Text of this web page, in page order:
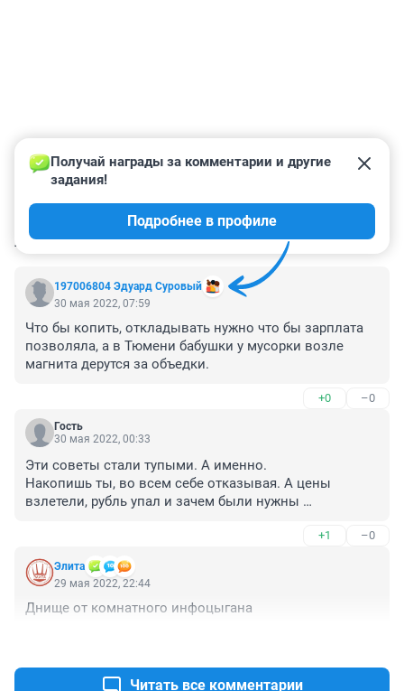
КОММЕНТАРИИ 14
197006804 Эдуард Суровый
Получай награды за комментарии и другие
задания!
Подробнее в профиле
30 мая 2022, 07:59
Что бы копить, откладывать нужно что бы зарплата
позволяла, а в Тюмени бабушки у мусорки возле
магнита дерутся за объедки.
+0 –0
Гость
30 мая 2022, 00:33
Эти советы стали тупыми. А именно.
Накопишь ты, во всем себе отказывая. А цены
взлетели, рубль упал и зачем были нужны
+1 –0
Элита
29 мая 2022, 22:44
Днище от комнатного инфоцыгана
Читать все комментарии